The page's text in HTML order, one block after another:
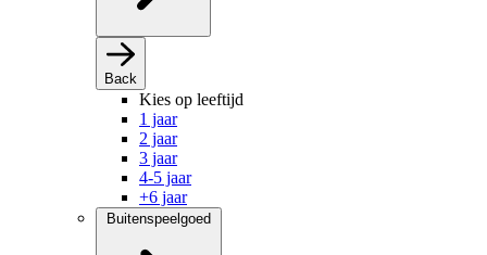
Back
Kies op leeftijd
1 jaar
2 jaar
3 jaar
4-5 jaar
+6 jaar
Buitenspeelgoed